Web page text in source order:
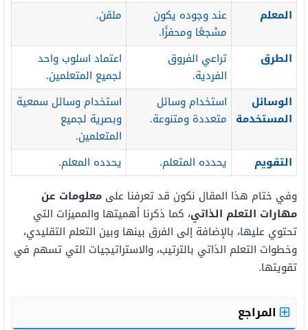
المعلم
عند وجوده يكون
مشجعًا ومحفزًا.
ملقن.
الطرق
تراعي الفروق
الفردية.
اعتماد اسلوب واحد
لجميع المتعلمين.
الوسائل
المستخدمة
استخدام وسائل
متعددة ومتنوعة.
استخدام وسائل سمعية
وبصرية لجميع
المتعلمين.
التقويم
يحدده المتعلم.
يحدده المعلم.
وفي ختام هذا المقال نكون قد تعرفنا على معلومات عن
مهارات التعلم الذاتي، كما ذكرنا أهميتها والمميزات التي
تحتوي عليها، بالإضافة إلى الفرق بينها وبين التعلم التقليدي،
وخطوات التعلم الذاتي بالترتيب، والاستراتيجيات التي تسهم في
تقويتها.
المراجع